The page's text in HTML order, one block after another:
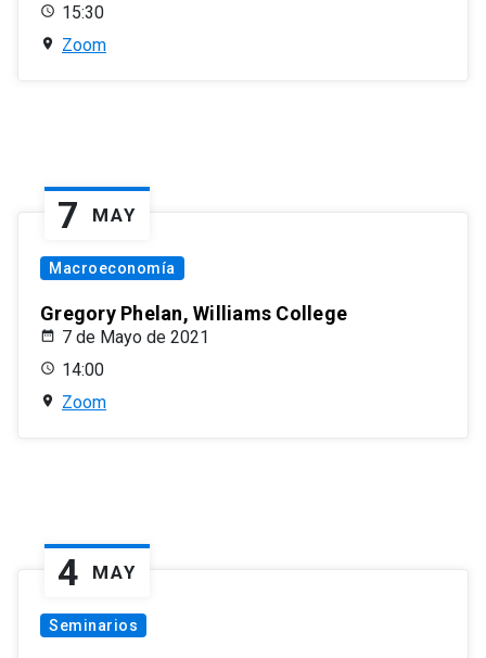
15:30
Zoom
7 MAY
Macroeconomía
Gregory Phelan, Williams College
7 de Mayo de 2021
14:00
Zoom
4 MAY
Seminarios